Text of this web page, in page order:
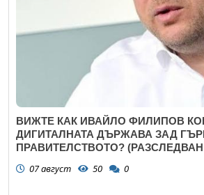
ВИЖТЕ КАК ИВАЙЛО ФИЛИПОВ
ДИГИТАЛНАТА ДЪРЖАВА ЗАД
ПРАВИТЕЛСТВОТО?
07 август 50 0